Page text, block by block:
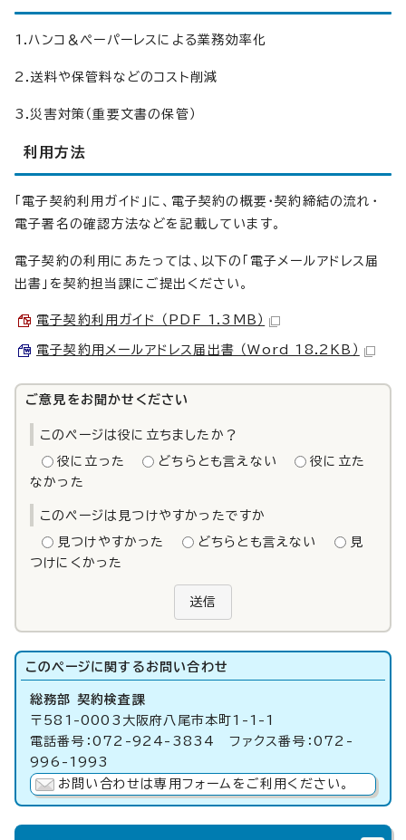
1.ハンコ＆ぺーパーレスによる業務効率化
2.送料や保管料などのコスト削減
3.災害対策（重要文書の保管）
利用方法
「電子契約利用ガイド」に、電子契約の概要・契約締結の流れ・
電子署名の確認方法などを記載しています。
電子契約の利用にあたっては、以下の「電子メールアドレス届
出書」を契約担当課にご提出ください。
電子契約利用ガイド （PDF 1.3MB）
電子契約用メールアドレス届出書 （Word 18.2KB）
ご意見をお聞かせください
このページは役に立ちましたか？
役に立った どちらとも言えない
役に立た
なかった
このページは見つけやすかったですか
見つけやすかった どちらとも言えない
見
つけにくかった
送信
このページに関する お問い合わせ
総務部 契約検査課
〒581-0003大阪府八尾市本町1-1-1
電話番号：072-924-3834 ファクス番号：072-
996-1993
お問い合わせは専用フォームをご利用ください。